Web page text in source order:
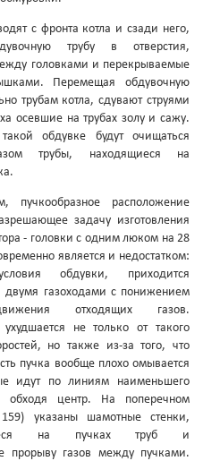
с фронта котла и сзади него,
трубу в отверстия,
головками и перекрываемые
Перемещая обдувочную
трубам котла, сдувают струями
осевшие на трубах золу и сажу.
обдувке будут очищаться
трубы, находящиеся на
пучкообразное расположение
задачу изготовления
- головки с одним люком на 28
является и недостатком:
обдувки, приходится
двумя газоходами с понижением
отходящих газов.
ухудшается не только от такого
но также из-за того, что
пучка вообще плохо омывается
идут по линиям наименьшего
обходя центр. На поперечном
указаны шамотные стенки,
на пучках труб и
прорыву газов между пучками.